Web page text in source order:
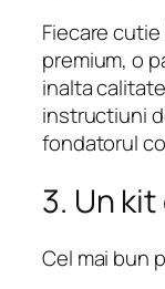
Fiecare
premium, o
inalta
instructiuni
fondatorul
3. Un
Cel mai bun